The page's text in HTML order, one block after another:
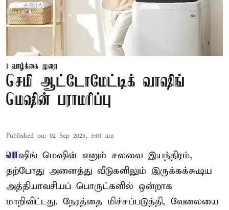
வாழ்க்கை முறை
செமி ஆட்டோமேட்டிக் வாஷிங்
மெஷின் பராமரிப்பு
Published on: 02 Sep 2023, 5:01 am
வாஷிங் மெஷின் எனும் சலவை இயந்திரம்,
தற்போது அனைத்து வீடுகளிலும் இருக்கக்கூடிய
அத்தியாவசியப் பொருட்களில் ஒன்றாக
மாறிவிட்டது. நேரத்தை மிச்சப்படுத்தி, வேலையை